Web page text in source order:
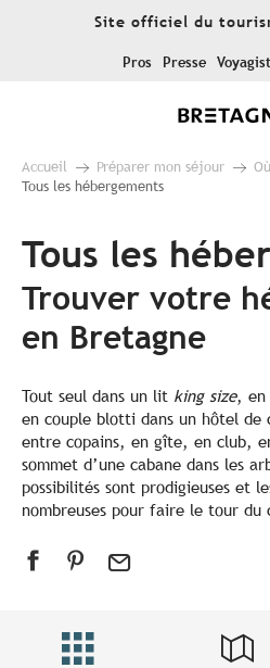
Site officiel du
Pros Presse
Accueil Préparer mon séjour
Tous les hébergements
Tous les
Trouver votre
en Bretagne
Tout seul dans un lit king size, en
en couple blotti dans un hôtel
entre copains, en gîte, en club,
sommet d’une cabane dans les
possibilités sont prodigieuses et
nombreuses pour faire le tour